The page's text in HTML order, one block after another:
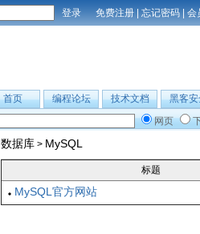
免费注册 | 忘记密码 | 会
首页 编程论坛 技术文档
黑客安
网页
数据库 > MySQL
标题
MySQL官方网站